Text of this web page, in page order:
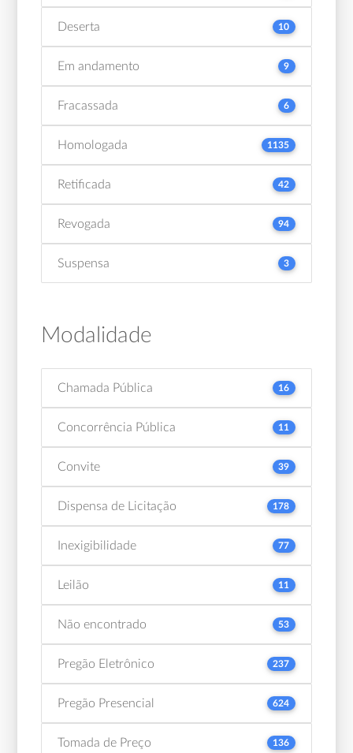
Deserta 10
Em andamento 9
Fracassada 6
Homologada 1135
Retificada 42
Revogada 94
Suspensa 3
Modalidade
Chamada Pública 16
Concorrência Pública 11
Convite 39
Dispensa de Licitação 178
Inexigibilidade 77
Leilão 11
Não encontrado 53
Pregão Eletrônico 237
Pregão Presencial 624
Tomada de Preço 136